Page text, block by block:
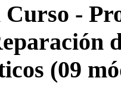
-
(09